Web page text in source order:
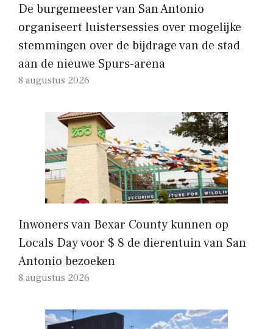
De burgemeester van San Antonio
organiseert luistersessies over mogelijke
stemmingen over de bijdrage van de stad
aan de nieuwe Spurs-arena
8 augustus 2026
Inwoners van Bexar County kunnen op
Locals Day voor $ 8 de dierentuin van San
Antonio bezoeken
8 augustus 2026